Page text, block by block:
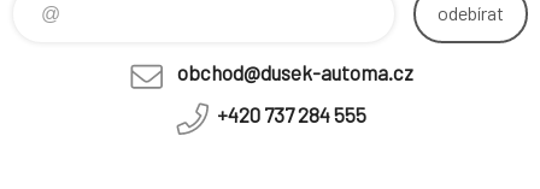
odebírat
obchod@dusek-automa.cz
+420 737 284 555